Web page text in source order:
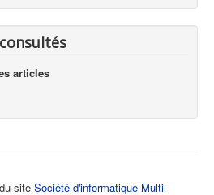
articles
site Société d'informatique Multi-